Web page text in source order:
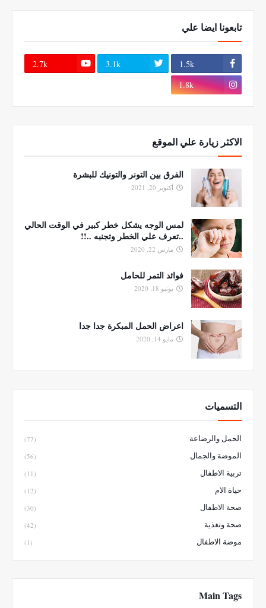
تابعونا ايضا علي
1.5k
3.1k
2.7k
1.8k
الاكثر زيارة علي الموقع
الفرق بين التونر والتونيك للبشرة
أكتوبر 20, 2021
لمس الوجه يشكل خطر كبير في الوقت الحالي
..تعرف علي الخطر وتجنبه ..!!
مارس 22, 2020
فوائد التمر للحامل
يونيو 18, 2020
اعراض الحمل المبكرة جدا جدا
مايو 14, 2020
التسميات
الحمل والرضاعة (77)
الموضة والجمال (56)
تربية الاطفال (11)
حياة الام (12)
صحة الاطفال (30)
صحة وتغذية (42)
موضة الاطفال (1)
Main Tags